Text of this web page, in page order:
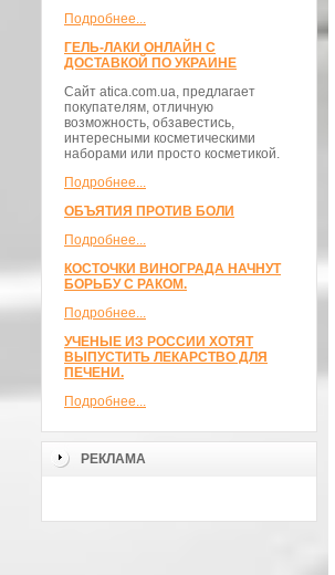
Подробнее...
ГЕЛЬ-ЛАКИ ОНЛАЙН С
ДОСТАВКОЙ ПО УКРАИНЕ
Сайт atica.com.ua, предлагает
покупателям, отличную
возможность, обзавестись,
интересными косметическими
наборами или просто косметикой.
Подробнее...
ОБЪЯТИЯ ПРОТИВ БОЛИ
Подробнее...
КОСТОЧКИ ВИНОГРАДА НАЧНУТ
БОРЬБУ С РАКОМ.
Подробнее...
УЧЕНЫЕ ИЗ РОССИИ ХОТЯТ
ВЫПУСТИТЬ ЛЕКАРСТВО ДЛЯ
ПЕЧЕНИ.
Подробнее...
РЕКЛАМА